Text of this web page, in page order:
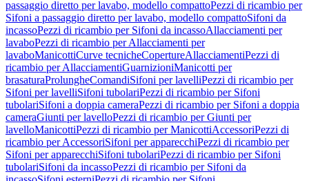
passaggio diretto per lavabo, modello compattoPezzi di ricambio per
Sifoni a passaggio diretto per lavabo, modello compattoSifoni da
incassoPezzi di ricambio per Sifoni da incassoAllacciamenti per
lavaboPezzi di ricambio per Allacciamenti per
lavaboManicottiCurve tecnicheCopertureAllacciamentiPezzi di
ricambio per AllacciamentiGuarnizioniManicotti per
brasaturaProlungheComandiSifoni per lavelliPezzi di ricambio per
Sifoni per lavelliSifoni tubolariPezzi di ricambio per Sifoni
tubolariSifoni a doppia cameraPezzi di ricambio per Sifoni a doppia
cameraGiunti per lavelloPezzi di ricambio per Giunti per
lavelloManicottiPezzi di ricambio per ManicottiAccessoriPezzi di
ricambio per AccessoriSifoni per apparecchiPezzi di ricambio per
Sifoni per apparecchiSifoni tubolariPezzi di ricambio per Sifoni
tubolariSifoni da incassoPezzi di ricambio per Sifoni da